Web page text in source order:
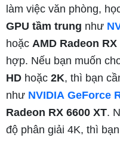
làm việc văn phòng,
GPU tầm trung như
hoặc AMD Radeon RX
hợp. Nếu bạn muốn
HD hoặc 2K, thì bạn
như NVIDIA GeForce
Radeon RX 6600 XT.
độ phân giải 4K, thì